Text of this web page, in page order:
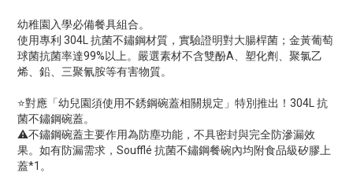
幼稚園入學必備餐具組合。
使用專利 304L 抗菌不鏽鋼材質，實驗證明對大腸桿菌；金黃葡萄
球菌抗菌率達99%以上。嚴選素材不含雙酚A、塑化劑、聚氯乙
烯、鉛、三聚氰胺等有害物質。
⭐對應「幼兒園須使用不銹鋼碗蓋相關規定」特別推出！304L 抗
菌不鏽鋼碗蓋。
⚠️不鏽鋼碗蓋主要作用為防塵功能，不具密封與完全防滲漏效
果。如有防漏需求，Soufflé 抗菌不鏽鋼餐碗內均附食品級矽膠上
蓋*1。